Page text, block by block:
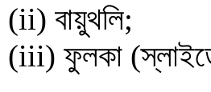
(ii) বায়ুথলি;
(iii) ফুলকা